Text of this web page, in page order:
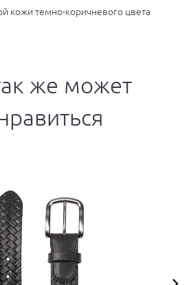
кожи темно-коричневого цвета
же может